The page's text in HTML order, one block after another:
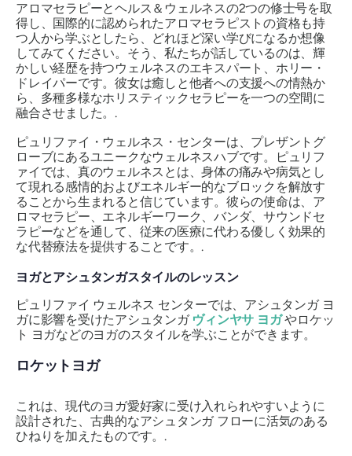
アロマセラピーとヘルス＆ウェルネスの2つの修士号を取
得し、国際的に認められたアロマセラピストの資格も持
つ人から学ぶとしたら、どれほど深い学びになるか想像
してみてください。そう、私たちが話しているのは、輝
かしい経歴を持つウェルネスのエキスパート、ホリー・
ドレイパーです。彼女は癒しと他者への支援への情熱か
ら、多種多様なホリスティックセラピーを一つの空間に
融合させました。.
ピュリファイ・ウェルネス・センターは、プレザントグ
ローブにあるユニークなウェルネスハブです。ピュリフ
ァイでは、真のウェルネスとは、身体の痛みや病気とし
て現れる感情的およびエネルギー的なブロックを解放す
ることから生まれると信じています。彼らの使命は、ア
ロマセラピー、エネルギーワーク、バンダ、サウンドセ
ラピーなどを通して、従来の医療に代わる優しく効果的
な代替療法を提供することです。.
ヨガとアシュタンガスタイルのレッスン
ピュリファイ ウェルネス センターでは、アシュタンガ ヨ
ガに影響を受けたアシュタンガ ヴィンヤサ ヨガやロケッ
ト ヨガなどのヨガのスタイルを学ぶことができます。
ロケットヨガ
これは、現代のヨガ愛好家に受け入れられやすいように
設計された、古典的なアシュタンガ フローに活気のある
ひねりを加えたものです。.